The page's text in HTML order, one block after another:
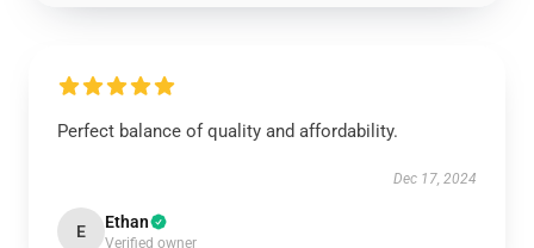
Perfect balance of quality and affordability.
Dec 17, 2024
E Ethan
Verified owner